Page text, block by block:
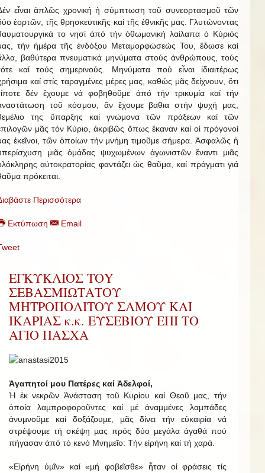
εἶναι ἁπλῶς χρονική ἡ σύμπτωση τοῦ συνεορτασμοῦ τῶν
ἑορτῶν, τῆς θρησκευτικῆς καί τῆς ἐθνικῆς μας. Γλυτώνοντας
το νησί ἀπό τήν ὀθωμανική λαίλαπα ὁ Κύριός
τήν ἡμέρα τῆς ἐνδόξου Μεταμορφώσεώς Του, ἔδωσε καί
βαθύτερα πνευματικά μηνύματα στούς ἀνθρώπους, τούς
καί τούς σημερινούς. Μηνύματα πού εἶναι ἰδιαιτέρως
καί στίς ταραγμένες μέρες μας, καθώς μᾶς δείχνουν, ὅτι
δέν ἔχουμε νά φοβηθοῦμε ἀπό τήν τρικυμία καί τήν
τοῦ κόσμου, ἄν ἔχουμε βαθια στήν ψυχή μας,
της ὕπαρξης καί γνώμονα τῶν πράξεων καί τῶν
μᾶς τόν Κύριο, ἀκριβῶς ὅπως ἔκαναν καί οἱ πρόγονοί
ἐκεῖνοι, τῶν ὁποίων τήν μνήμη τιμοῦμε σήμερα. Ἀσφαλῶς ἡ
μιᾶς ὁμάδας ψυχωμένων ἀγωνιστῶν ἔναντι μιᾶς
αὐτοκρατορίας φαντάζει ὡς θαῦμα, καί πράγματι γιά
πρόκειται.
Περισσότερα
Εκτύπωση Email
ΕΓΚΥΚΛΙΟΣ ΤΟY
ΣΕΒΑΣΜΙΩΤAΤΟΥ
ΜΗΤΡΟΠΟΛIΤΟΥ ΣAΜΟΥ ΚΑI
IΚΑΡΙΑΣ κ.κ. ΕΥΣΕΒΙΟΥ EΠI ΤΟ
ΑΓΙΟ ΠΑΣΧΑ
Ἀγαπητοί μου Πατέρες καί Ἀδελφοί,
Ἡ ἐκ νεκρῶν Ἀνάσταση τοῦ Κυρίου καί Θεοῦ µας, τήν
ὁποία λαµπροφοροῦντες καί µέ ἀναµµένες λαµπάδες
ἀνυµνοῦµε καί δοξάζουµε, µᾶς δίνει τήν εὐκαιρία νά
στρέψουµε τή σκέψη µας πρός δύο µεγάλα ἀγαθά πού
πήγασαν ἀπό τό κενό Μνηµεῖο: Τήν εἰρήνη καί τή χαρά.
«Εἰρήνη ὑµῖν» καί «µή φοβεῖσθε» ἦταν οἱ φράσεις τίς